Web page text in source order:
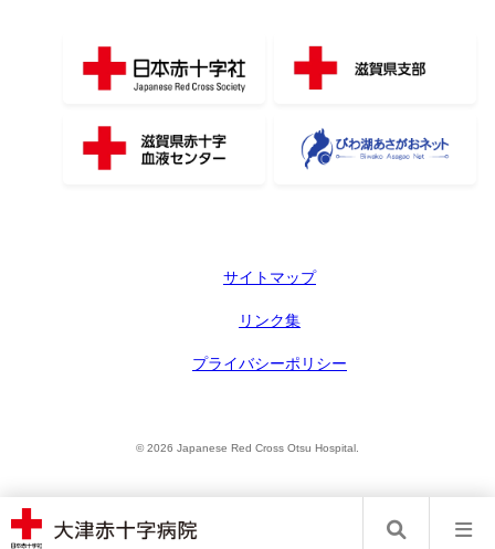
サイトマップ
リンク集
プライバシーポリシー
© 2026 Japanese Red Cross Otsu Hospital.